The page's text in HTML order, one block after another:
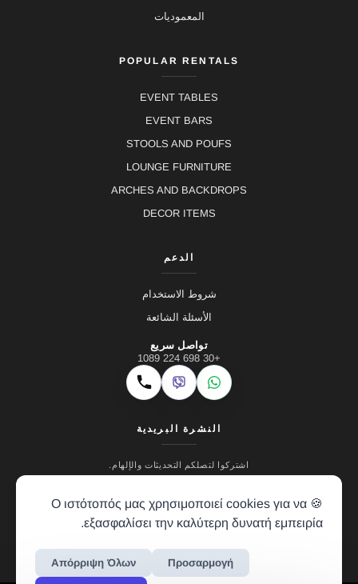
المعموديات
POPULAR RENTALS
EVENT TABLES
EVENT BARS
STOOLS AND POUFS
LOUNGE FURNITURE
ARCHES AND BACKDROPS
DECOR ITEMS
الدعم
شروط الاستخدام
الأسئلة الشائعة
تواصل سريع
+30 698 224 1089
WhatsApp
Viber اتصال
النشرة البريدية
اشتركوا لتصلكم التحديثات والإلهام.
🍪 Ο ιστότοπός μας χρησιμοποιεί cookies για να
εξασφαλίσει την καλύτερη δυνατή εμπειρία.
Προσαρμογή
Απόρριψη Όλων